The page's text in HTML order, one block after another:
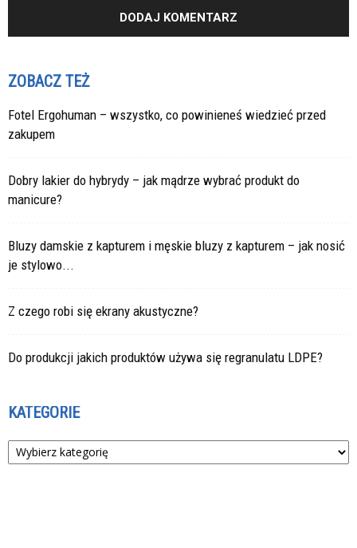
ZOBACZ TEŻ
Fotel Ergohuman – wszystko, co powinieneś wiedzieć przed
zakupem
Dobry lakier do hybrydy – jak mądrze wybrać produkt do
manicure?
Bluzy damskie z kapturem i męskie bluzy z kapturem – jak nosić
je stylowo...
Z czego robi się ekrany akustyczne?
Do produkcji jakich produktów używa się regranulatu LDPE?
KATEGORIE
Kategorie